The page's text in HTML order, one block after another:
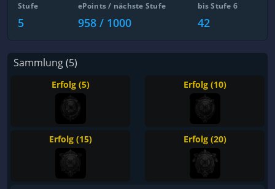
Stufe
5
ePoints / nächste Stufe
958 / 1000
bis Stufe 6
42
Sammlung (5)
Erfolg (5) Erfolg (10)
Erfolg (15) Erfolg (20)